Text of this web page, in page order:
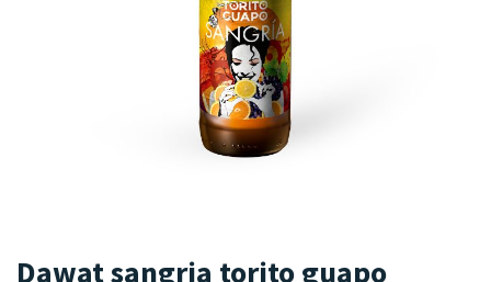
Dawat sangria torito guapo